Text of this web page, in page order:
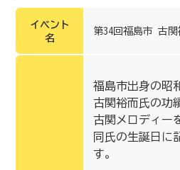
イベント
名
第34回福島市 古関
福島市出身の昭
古関裕而氏の功
古関メロディー
同氏の生誕日に
す。